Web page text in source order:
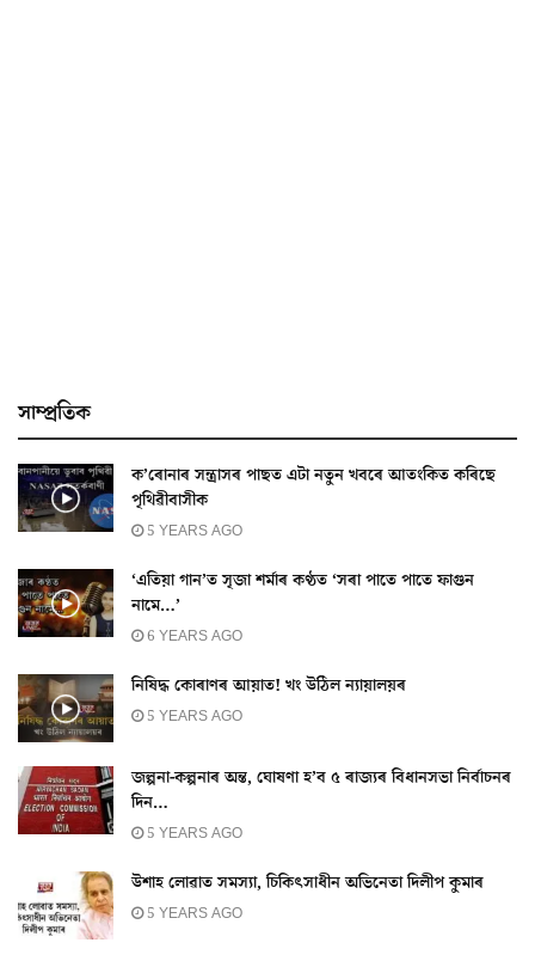
সাম্প্ৰতিক
ক’ৰোনাৰ সন্ত্ৰাসৰ পাছত এটা নতুন খবৰে আতংকিত কৰিছে
পৃথিৱীবাসীক
5 YEARS AGO
‘এতিয়া গান’ত সৃজা শৰ্মাৰ কণ্ঠত ‘সৰা পাতে পাতে ফাগুন
নামে…’
6 YEARS AGO
নিষিদ্ধ কোৰাণৰ আয়াত! খং উঠিল ন্যায়ালয়ৰ
5 YEARS AGO
জল্পনা-কল্পনাৰ অন্ত, ঘোষণা হ’ব ৫ ৰাজ্যৰ বিধানসভা নিৰ্বাচনৰ
দিন…
5 YEARS AGO
উশাহ লোৱাত সমস্যা, চিকিৎসাধীন অভিনেতা দিলীপ কুমাৰ
5 YEARS AGO